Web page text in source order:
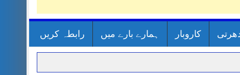
کاروبار ہمارے بارے میں رابطہ کریں